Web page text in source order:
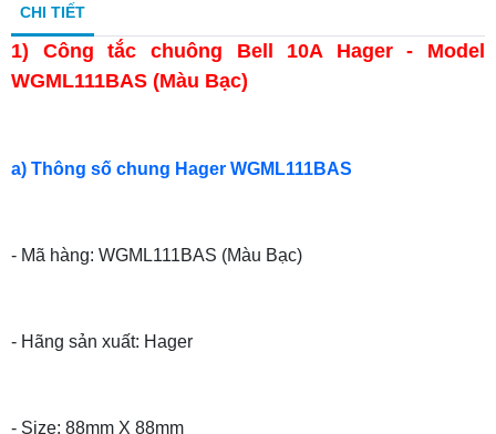
CHI TIẾT
1) Công tắc chuông Bell 10A Hager - Model
WGML111BAS (Màu Bạc)
a) Thông số chung Hager WGML111BAS
- Mã hàng: WGML111BAS (Màu Bạc)
- Hãng sản xuất: Hager
- Size: 88mm X 88mm